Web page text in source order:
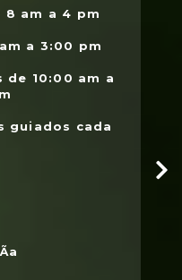
8 am a 4 pm
a 3:00 pm
10:00 am a
guiados cada